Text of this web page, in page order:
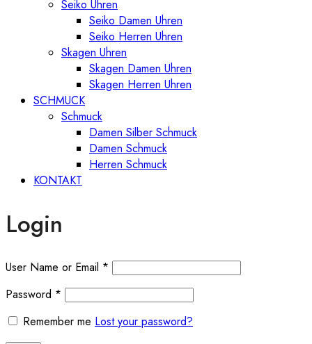
Seiko Uhren
Seiko Damen Uhren
Seiko Herren Uhren
Skagen Uhren
Skagen Damen Uhren
Skagen Herren Uhren
SCHMUCK
Schmuck
Damen Silber Schmuck
Damen Schmuck
Herren Schmuck
KONTAKT
Login
User Name or Email *
Password *
Remember me Lost your password?